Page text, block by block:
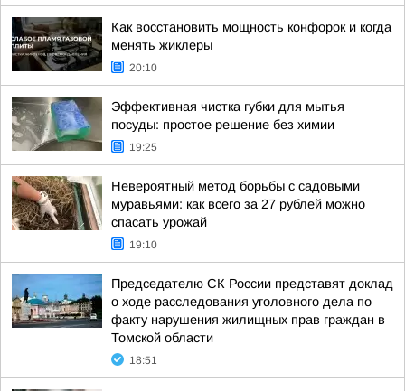
Как восстановить мощность конфорок и когда
менять жиклеры
20:10
Эффективная чистка губки для мытья
посуды: простое решение без химии
19:25
Невероятный метод борьбы с садовыми
муравьями: как всего за 27 рублей можно
спасать урожай
19:10
Председателю СК России представят доклад
о ходе расследования уголовного дела по
факту нарушения жилищных прав граждан в
Томской области
18:51